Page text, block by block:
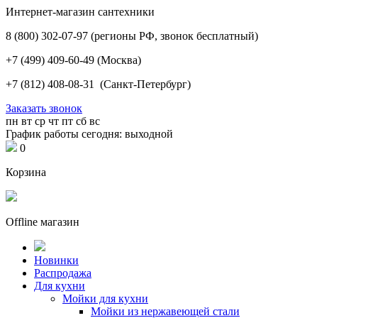
Интернет-магазин сантехники
8 (800) 302-07-97 (регионы РФ, звонок бесплатный)
+7 (499) 409-60-49 (Москва)
+7 (812) 408-08-31 (Санкт-Петербург)
Заказать звонок
пн вт ср чт пт сб вс
График работы сегодня: выходной
0
Корзина
Offline магазин
Новинки
Распродажа
Для кухни
Мойки для кухни
Мойки из нержавеющей стали